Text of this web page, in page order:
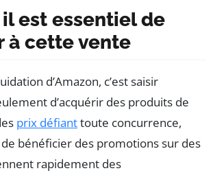
est essentiel de
à cette vente
d’Amazon, c’est saisir
d’acquérir des produits de
prix défianttoute concurrence,
bénéficier des promotions sur des
rapidement des